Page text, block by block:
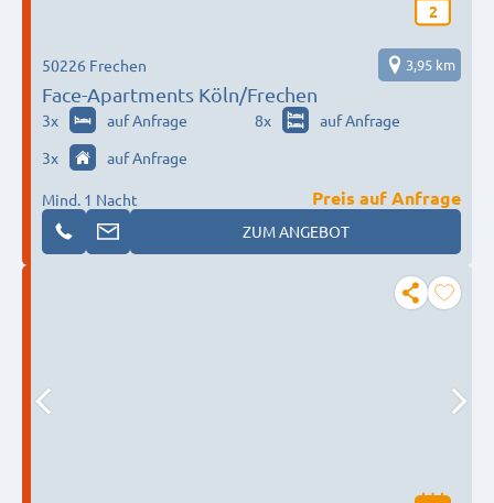
2
Face-Apartments Köln/Frechen
50226 Frechen 3,95 km
3x auf Anfrage 8x
auf Anfrage
3x auf Anfrage
Mind. 1 Nacht
Preis auf Anfrage
ZUM ANGEBOT